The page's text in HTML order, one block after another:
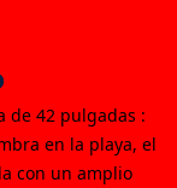
de 42 pulgadas :
en la playa, el
con un amplio